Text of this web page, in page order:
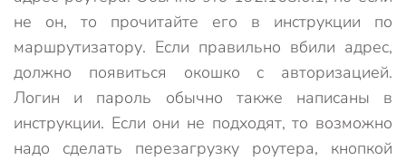
не он, то прочитайте его в инструкции по
маршрутизатору. Если правильно вбили адрес,
должно появиться окошко с авторизацией.
Логин и пароль обычно также написаны в
инструкции. Если они не подходят, то возможно
надо сделать перезагрузку роутера, кнопкой